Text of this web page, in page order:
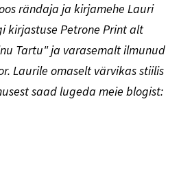
rändaja ja kirjamehe Lauri
kirjastuse Petrone Print alt
Tartu" ja varasemalt ilmunud
Laurile omaselt värvikas stiilis
saad lugeda meie blogist: